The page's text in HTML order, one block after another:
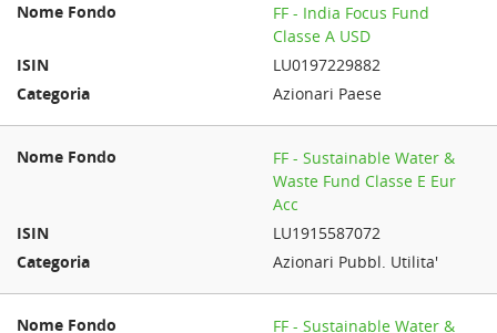
FF - India Focus Fund
Classe A USD
LU0197229882
Azionari Paese
FF - Sustainable Water &
Waste Fund Classe E Eur
Acc
LU1915587072
Azionari Pubbl. Utilita'
FF - Sustainable Water &